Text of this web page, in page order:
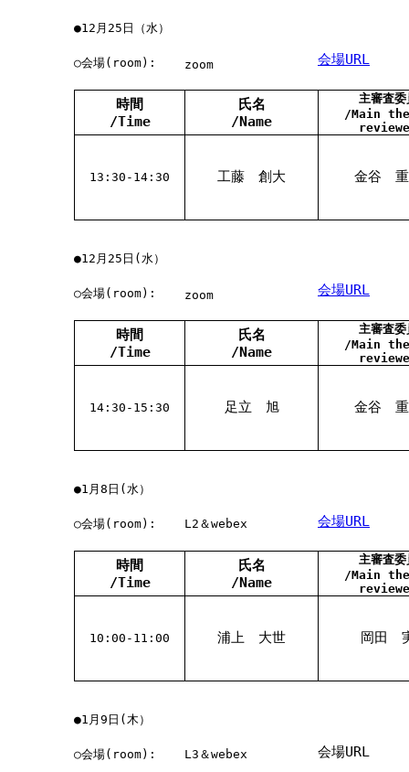
●12月25日（水）
○会場(room): zoom 会場URL
時間
/Time
氏名
/Name
主審査委
/Main
13:30-14:30 工藤 創大 金谷 重
●12月25日(水）
○会場(room): zoom 会場URL
時間
/Time
氏名
/Name
主審査委
/Main
14:30-15:30 足立 旭 金谷 重
●1月8日(水）
○会場(room): L2＆webex 会場URL
時間
/Time
氏名
/Name
主審査委
/Main
10:00-11:00 浦上 大世 岡田
●1月9日(木）
○会場(room): L3＆webex 会場URL